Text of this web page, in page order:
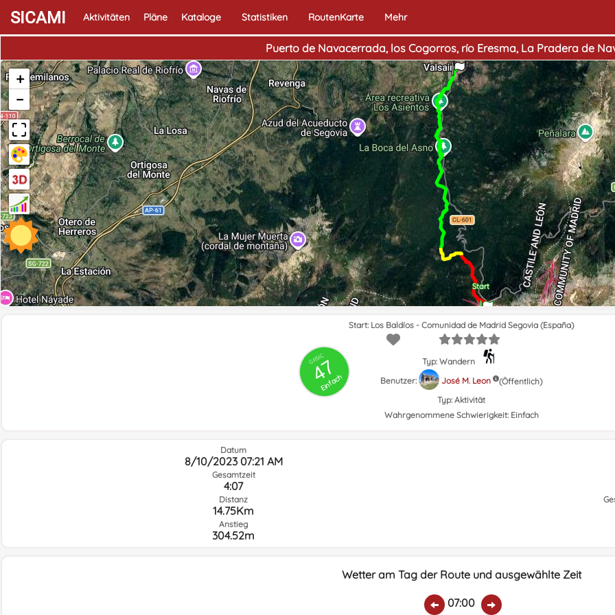
SICAMI Aktivitäten Pläne Kataloge Statistiken RoutenKarte Mehr
Puerto de Navacerrada, los Cogorros, río Eresma, La Pradera de
Start
Ende
+
−
GRSIC
47
Einfach
Start: Los Baldíos - Comunidad de Madrid Segovia (España)
Typ: Wandern
Benutzer:
José M. Leon
(Öffentlich)
Typ: Aktivität
Wahrgenommene Schwierigkeit: Einfach
Datum
8/10/2023 07:21 AM
Gesamtzeit
4:07
Distanz
14.75Km
Anstieg
304.52m
Wetter am Tag der Route und ausgewählte Zeit
07:00